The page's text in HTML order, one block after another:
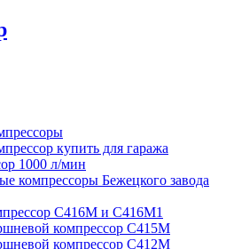
купить для гаража
1000 л/мин
компрессоры Бежецкого завода
С416М и С416М1
компрессор С415М
компрессор С412М